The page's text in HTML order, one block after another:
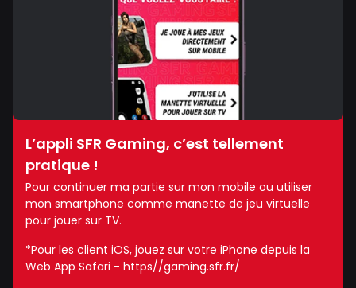
L’appli SFR Gaming, c’est tellement
pratique !
Pour continuer ma partie sur mon mobile ou utiliser
mon smartphone comme manette de jeu virtuelle
pour jouer sur TV.
*Pour les client iOS, jouez sur votre iPhone depuis la
Web App Safari - https//gaming.sfr.fr/